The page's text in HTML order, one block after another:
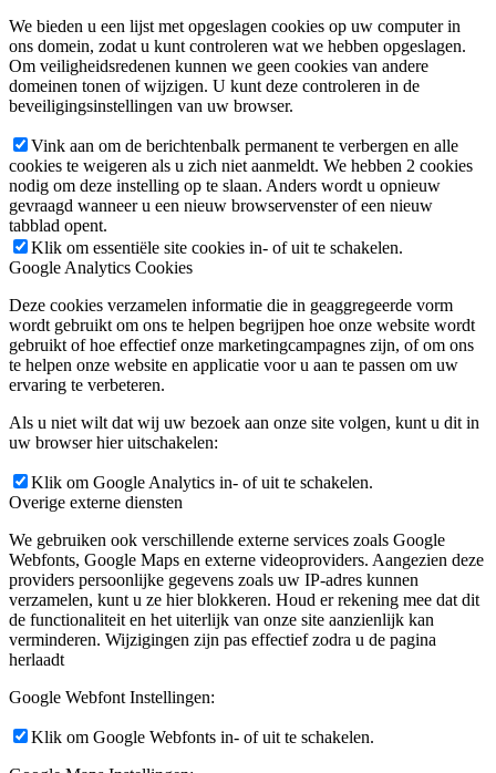
We bieden u een lijst met opgeslagen cookies op uw computer in
ons domein, zodat u kunt controleren wat we hebben opgeslagen.
Om veiligheidsredenen kunnen we geen cookies van andere
domeinen tonen of wijzigen. U kunt deze controleren in de
beveiligingsinstellingen van uw browser.
Vink aan om de berichtenbalk permanent te verbergen en alle
cookies te weigeren als u zich niet aanmeldt. We hebben 2 cookies
nodig om deze instelling op te slaan. Anders wordt u opnieuw
gevraagd wanneer u een nieuw browservenster of een nieuw
tabblad opent.
Klik om essentiële site cookies in- of uit te schakelen.
Google Analytics Cookies
Deze cookies verzamelen informatie die in geaggregeerde vorm
wordt gebruikt om ons te helpen begrijpen hoe onze website wordt
gebruikt of hoe effectief onze marketingcampagnes zijn, of om ons
te helpen onze website en applicatie voor u aan te passen om uw
ervaring te verbeteren.
Als u niet wilt dat wij uw bezoek aan onze site volgen, kunt u dit in
uw browser hier uitschakelen:
Klik om Google Analytics in- of uit te schakelen.
Overige externe diensten
We gebruiken ook verschillende externe services zoals Google
Webfonts, Google Maps en externe videoproviders. Aangezien deze
providers persoonlijke gegevens zoals uw IP-adres kunnen
verzamelen, kunt u ze hier blokkeren. Houd er rekening mee dat dit
de functionaliteit en het uiterlijk van onze site aanzienlijk kan
verminderen. Wijzigingen zijn pas effectief zodra u de pagina
herlaadt
Google Webfont Instellingen:
Klik om Google Webfonts in- of uit te schakelen.